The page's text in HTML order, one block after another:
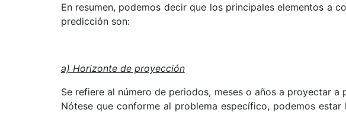
En resumen, podemos decir que los principales elementos a
predicción son:
a) Horizonte de proyección
Se refiere al número de periodos, meses o años a proyectar
Nótese que conforme al problema específico, podemos